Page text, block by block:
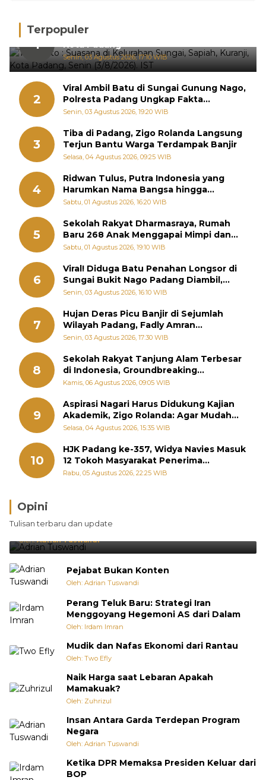
Terpopuler
1
Hujan Deras, 15 Titik Banjir Terdeteksi di
Kota Padang
Senin, 03 Agustus 2026, 17:10 WIB
2
Viral Ambil Batu di Sungai Gunung Nago,
Polresta Padang Ungkap Fakta
Sebenarnya
Senin, 03 Agustus 2026, 19:20 WIB
3
Tiba di Padang, Zigo Rolanda Langsung
Terjun Bantu Warga Terdampak Banjir
Selasa, 04 Agustus 2026, 09:25 WIB
4
Ridwan Tulus, Putra Indonesia yang
Harumkan Nama Bangsa hingga
Diabadikan dalam Buku Jepang
Sabtu, 01 Agustus 2026, 16:20 WIB
5
Sekolah Rakyat Dharmasraya, Rumah
Baru 268 Anak Menggapai Mimpi dan
Memutus Rantai Kemiskinan
Sabtu, 01 Agustus 2026, 19:10 WIB
6
Viral! Diduga Batu Penahan Longsor di
Sungai Bukit Nago Padang Diambil,
Warga Khawatir Bencana Terulang
Senin, 03 Agustus 2026, 16:10 WIB
7
Hujan Deras Picu Banjir di Sejumlah
Wilayah Padang, Fadly Amran
Perintahkan OPD Siaga
Senin, 03 Agustus 2026, 17:30 WIB
8
Sekolah Rakyat Tanjung Alam Terbesar
di Indonesia, Groundbreaking
September
Kamis, 06 Agustus 2026, 09:05 WIB
9
Aspirasi Nagari Harus Didukung Kajian
Akademik, Zigo Rolanda: Agar Mudah
Diperjuangkan di Kementerian
Selasa, 04 Agustus 2026, 15:35 WIB
10
HJK Padang ke-357, Widya Navies Masuk
12 Tokoh Masyarakat Penerima
Penghargaan Pemko Padang
Rabu, 05 Agustus 2026, 22:25 WIB
Opini
Tulisan terbaru dan update
Brasil Lebih Diunggulkan, tetapi Jepang Selalu
Punya Cara Membuat Kejutan
Oleh:Adrian Tuswandi
Pejabat Bukan Konten
Oleh: Adrian Tuswandi
Perang Teluk Baru: Strategi Iran
Menggoyang Hegemoni AS dari Dalam
Oleh: Irdam Imran
Mudik dan Nafas Ekonomi dari Rantau
Oleh: Two Efly
Naik Harga saat Lebaran Apakah
Mamakuak?
Oleh: Zuhrizul
Insan Antara Garda Terdepan Program
Negara
Oleh: Adrian Tuswandi
Ketika DPR Memaksa Presiden Keluar dari
BOP